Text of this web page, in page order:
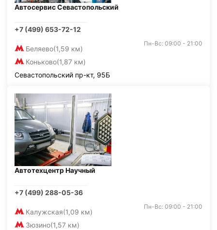
Автосервис Севастопольский
+7 (499) 653-72-12
Беляево(1,59 км)
Коньково(1,87 км)
Пн-Вс: 09:00 - 21:00
Севастопольский пр-кт, 95Б
Автотехцентр Научный
+7 (499) 288-05-36
Калужская(1,09 км)
Зюзино(1,57 км)
Пн-Вс: 09:00 - 21:00